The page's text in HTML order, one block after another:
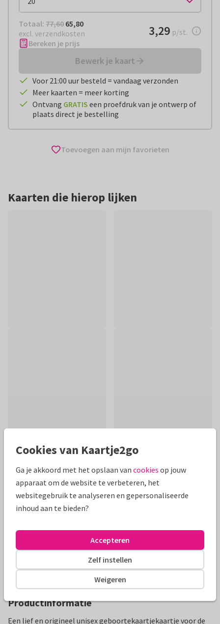
Totaal: € 65,80
Totaal: 77,60 65,80
excl. verzendkosten
€ 3,29per stuk
3,29 p/st.
Bereken je prijs
Bewerk je kaart
Voor 21:00 uur besteld = vandaag verzonden
Meer kaarten = meer korting
Ontvang GRATIS een proefdruk van je ontwerp of
plaats direct je bestelling
Toevoegen aan mijn favorieten
Kaarten die hierop lijken
Mooie extra's bij je kaart
Productinformatie
Een lief en origineel unisex geboortekaartjekaartje voor de
Cookies van Kaartje2go
Ga je akkoord met het opslaan van cookies op jouw
apparaat om de website te verbeteren, het
websitegebruik te analyseren en gepersonaliseerde
inhoud aan te bieden?
Weigeren
Zelf instellen
Accepteren